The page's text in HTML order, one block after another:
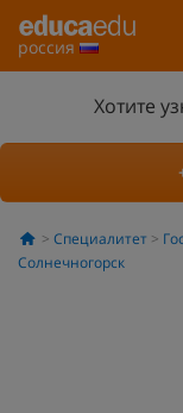
россия
Хотите
Специалитет
Солнечногорск